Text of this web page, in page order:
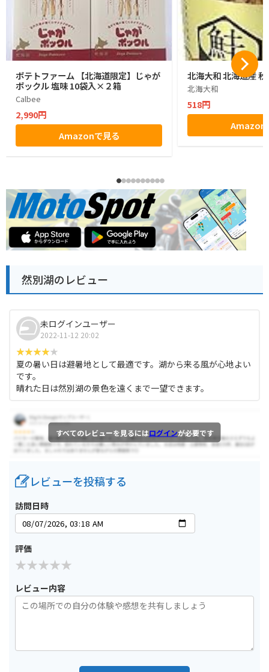
ポテトファーム 【北海道限定】じゃが
ポックル 塩味 10袋入×２箱
Calbee
2,990円
Amazonで見る
北海大和 北海道産
北海大和
518円
Amazon
然別湖のレビュー
未ログインユーザー
2022-11-12 20:02
夏の暑い日は避暑地として最適です。湖から来る風が心地よい
です。
晴れた日は然別湖の景色を遠くまで一望できます。
すべてのレビューを見るにはログインが必要です
レビューを投稿する
訪問日時
評価
レビュー内容